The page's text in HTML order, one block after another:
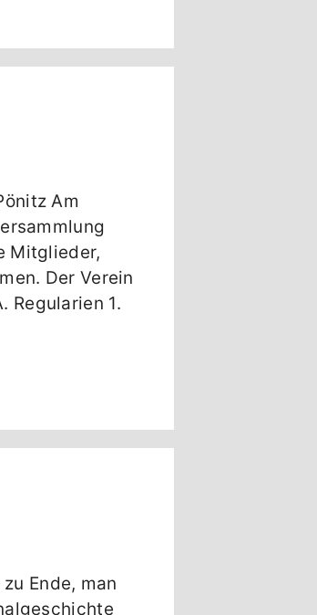
Am
Mitglieder,
Der Verein
Regularien 1.
Ende, man